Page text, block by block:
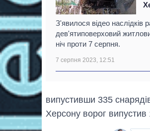
З'явилося відео наслідків
дев'ятиповерховий
ніч проти 7 серпня.
7 серпня 2023, 12:51
випустивши 335
Херсону ворог випустив